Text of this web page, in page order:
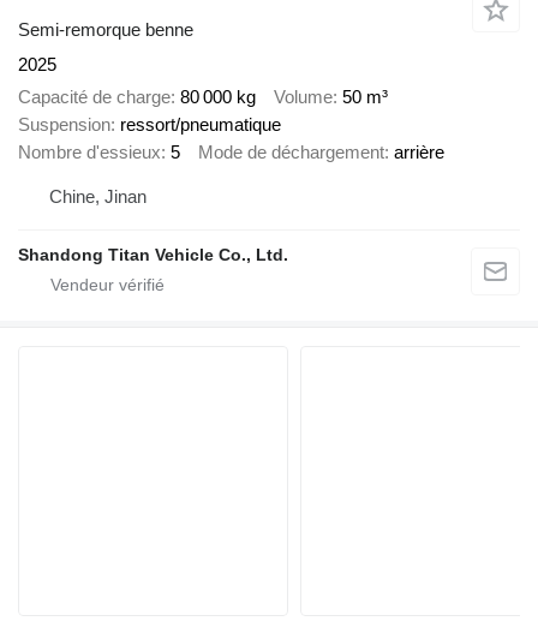
Semi-remorque benne
2025
Capacité de charge 80 000 kg Volume 50 m³
Suspension ressort/pneumatique
Nombre d'essieux 5 Mode de déchargement arrière
Chine, Jinan
Shandong Titan Vehicle Co., Ltd.